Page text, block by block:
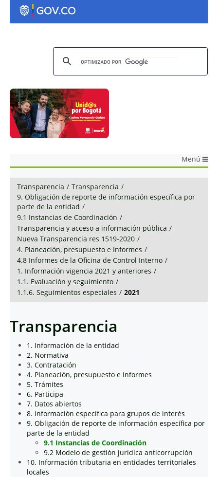
Menú
Transparencia / Transparencia /
9. Obligación de reporte de información específica por
parte de la entidad /
9.1 Instancias de Coordinación /
Transparencia y acceso a información pública /
Nueva Transparencia res 1519-2020 /
4. Planeación, presupuesto e Informes /
4.8 Informes de la Oficina de Control Interno /
1. Información vigencia 2021 y anteriores /
1.1. Evaluación y seguimiento /
1.1.6. Seguimientos especiales / 2021
Transparencia
1. Información de la entidad
2. Normativa
3. Contratación
4. Planeación, presupuesto e Informes
5. Trámites
6. Participa
7. Datos abiertos
8. Información específica para grupos de interés
9. Obligación de reporte de información específica por
parte de la entidad
9.1 Instancias de Coordinación
9.2 Modelo de gestión jurídica anticorrupción
10. Información tributaria en entidades territoriales
locales